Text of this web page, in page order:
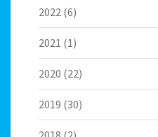
2022 (6)
2021 (1)
2020 (22)
2019 (30)